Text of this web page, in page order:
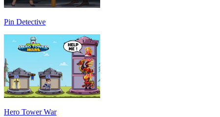
Pin Detective
Hero Tower War